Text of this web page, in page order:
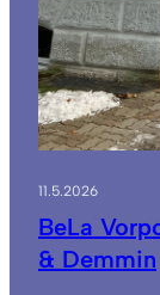
11.5.2026
BeLa
& Demmin